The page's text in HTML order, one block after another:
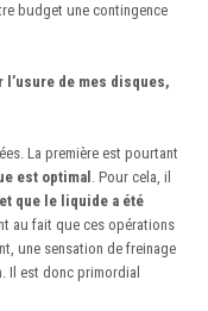
budget une contingence
l’usure de mes disques,
La première est pourtant
est optimal . Pour cela, il
que le liquide a été
au fait que ces opérations
une sensation de freinage
Il est donc primordial